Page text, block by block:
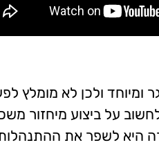
ולכן לא מומלץ
על ביצוע מיחזור
היא לשפר את